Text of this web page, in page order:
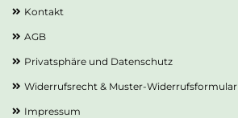
Kontakt
AGB
Privatsphäre und Datenschutz
Widerrufsrecht & Muster-Widerrufsformular
Impressum